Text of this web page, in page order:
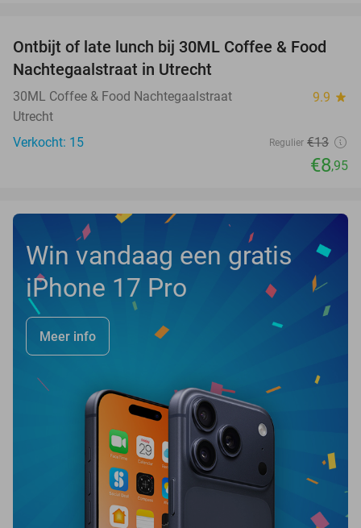
31%
NEW
TODAY
Ontbijt of late lunch bij 30ML Coffee & Food
Nachtegaalstraat in Utrecht
30ML Coffee & Food Nachtegaalstraat 9.9 star
Utrecht
Verkocht: 15
Regulier €13
€8,95
Win vandaag een gratis
iPhone 17 Pro
Meer info